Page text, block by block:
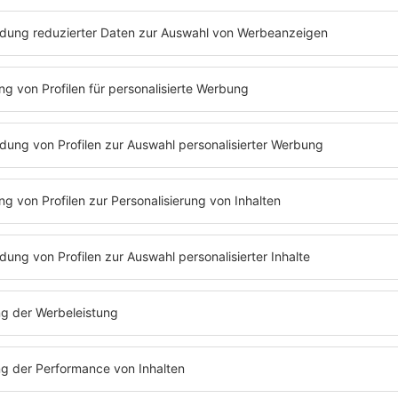
Folge 138 | 05.07.2021 | 60:07
STEVEN GÄTJEN
Moderator Steven Gätjen und Barbara
Veranstaltung zu buchen. Die Beiden
Älterwerden und eines darf natürlich
All das und mehr hört ihr in der neuen
Waffeln einer Frau“.